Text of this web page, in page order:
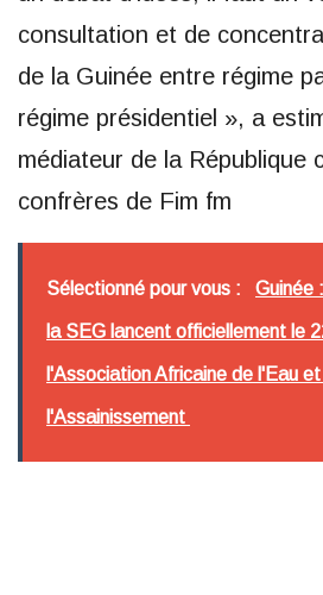
consultation et de
de la Guinée entre régime
régime présidentiel », a
médiateur de la République
confrères de Fim fm
Sélectionné pour vous : Guinée
la SEG lancent officiellement le
l'Association Africaine de l'Eau
l'Assainissement